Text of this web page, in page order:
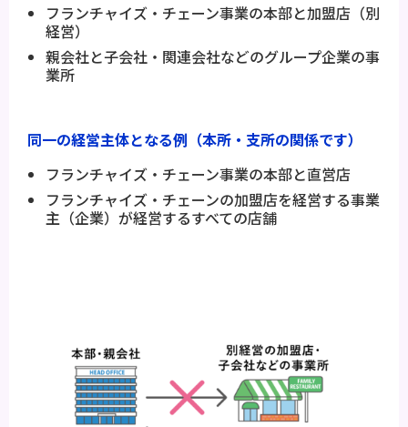
フランチャイズ・チェーン事業の本部と加盟店（別
経営）
親会社と子会社・関連会社などのグループ企業の事
業所
同一の経営主体となる例（本所・支所の関係です）
フランチャイズ・チェーン事業の本部と直営店
フランチャイズ・チェーンの加盟店を経営する事業
主（企業）が経営するすべての店舗